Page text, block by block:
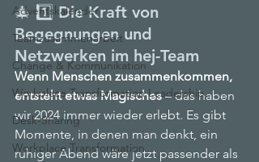
Adventskalender
Teamzusammenarbeit
Change & Kommunikation
Workplace Transformation Leadership
Desk-Sharing
Workplace Transformation
🎄 1️⃣ Die Kraft von
Begegnungen und
Netzwerken im hej-Team
Wenn Menschen zusammenkommen,
entsteht etwas Magisches – das haben
wir 2024 immer wieder erlebt. Es gibt
Momente, in denen man denkt, ein
ruhiger Abend wäre jetzt passender als